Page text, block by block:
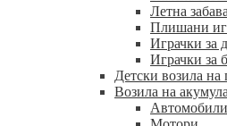
Летна забава
Плишани
Играчки за
Играчки за
Детски возила на
Возила на
Автомобили